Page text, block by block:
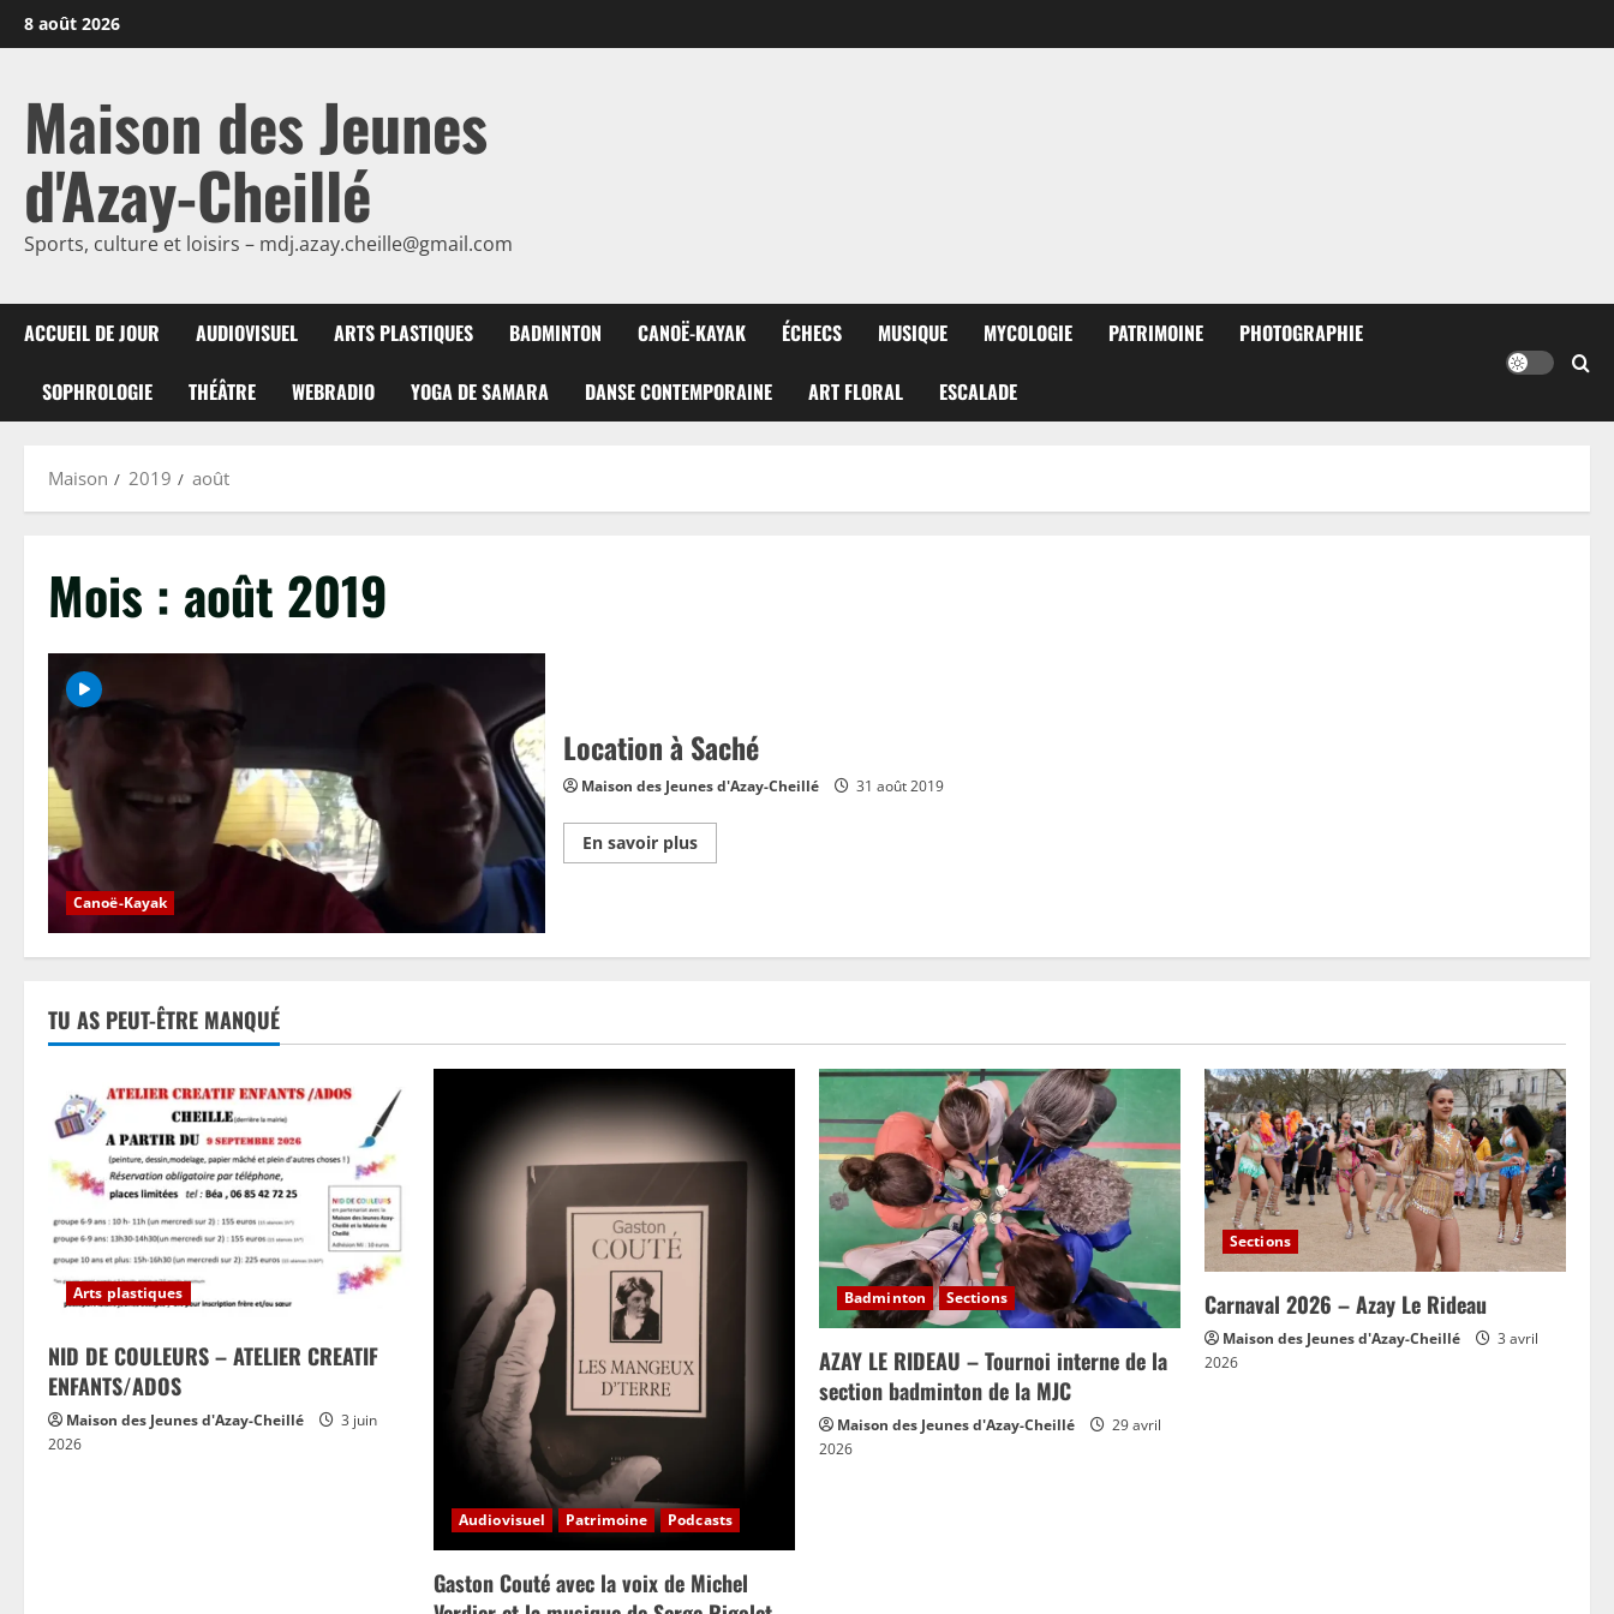
Passer
au
8 août 2026
Maison des Jeunes
d'Azay-Cheillé
Sports, culture et loisirs – mdj.azay.cheille@gmail.com
ACCUEIL DE JOUR AUDIOVISUEL ARTS PLASTIQUES BADMINTON CANOË-KAYAK ÉCHECS MUSIQUE MYCOLOGIE PATRIMOINE PHOTOGRAPHIE
SOPHROLOGIE THÉÂTRE WEBRADIO YOGA DE SAMARA DANSE CONTEMPORAINE ART FLORAL ESCALADE
Maison 2019 août
Mois : août 2019
Canoë-Kayak
Location à Saché
Maison des Jeunes d'Azay-Cheillé 31 août 2019
En savoir plusEn
savoir
TU AS PEUT-ÊTRE MANQUÉ
Arts plastiques
NID DE COULEURS – ATELIER CREATIF
ENFANTS/ADOS
Maison des Jeunes d'Azay-Cheillé
3 juin
2026
Audiovisuel Patrimoine Podcasts
Gaston Couté avec la voix de Michel
Badminton Sections
AZAY LE RIDEAU – Tournoi interne de la
section badminton de la MJC
Maison des Jeunes d'Azay-Cheillé
29 avril
2026
Sections
Carnaval 2026 – Azay Le Rideau
Maison des Jeunes d'Azay-Cheillé
3 avril
2026